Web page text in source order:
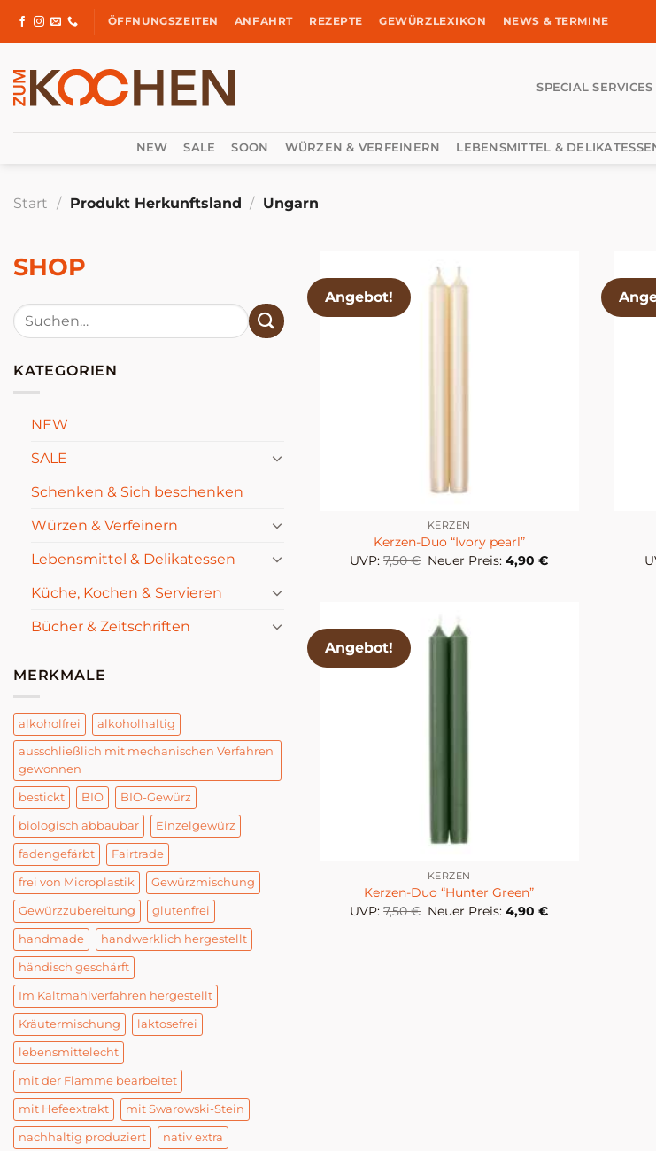
Inhalt
ÖFFNUNGSZEITEN ANFAHRT REZEPTE GEWÜRZLEXIKON NEWS & TERMINE
SPECIAL SERVICES
NEW SALE SOON WÜRZEN & VERFEINERN LEBENSMITTEL &
Start / Produkt Herkunftsland / Ungarn
SHOP
Suchen
nach:
KATEGORIEN
NEW
SALE
Schenken & Sich beschenken
Würzen & Verfeinern
Lebensmittel & Delikatessen
Küche, Kochen & Servieren
Bücher & Zeitschriften
MERKMALE
alkoholfrei alkoholhaltig
ausschließlich mit mechanischen Verfahren
gewonnen
bestickt BIO BIO-Gewürz
biologisch abbaubar Einzelgewürz
fadengefärbt Fairtrade
frei von Microplastik Gewürzmischung
Gewürzzubereitung glutenfrei
handmade handwerklich hergestellt
händisch geschärft
Im Kaltmahlverfahren hergestellt
Kräutermischung laktosefrei
lebensmittelecht
mit der Flamme bearbeitet
mit Hefeextrakt mit Swarowski-Stein
nachhaltig produziert nativ extra
Angebot!
KERZEN
Kerzen-Duo “Ivory pearl”
UVP: 7,50€ Ursprünglicher
Neuer Preis: 4,90€Aktueller
Angebot!
KERZEN
Kerzen-Duo “Hunter Green”
UVP: 7,50€ Ursprünglicher
Neuer Preis: 4,90€Aktueller